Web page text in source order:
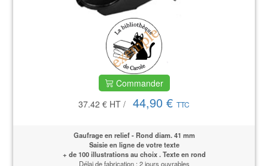
Commander
37.42 € HT / 44,90 € TTC
Gaufrage en relief - Rond diam. 41 mm
Saisie en ligne de votre texte
+ de 100 illustrations au choix . Texte en rond
Délai de fabrication : 2 jours ouvrables